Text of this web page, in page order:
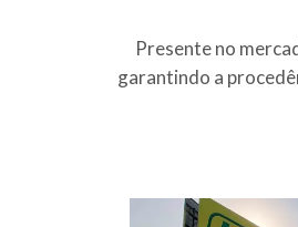
Presente no
garantindo a